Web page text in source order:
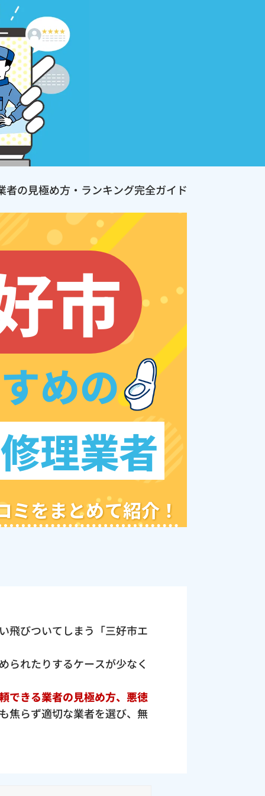
の見極め方・ランキング完全ガイド
市
めの
理業者
をまとめて紹介！
飛びついてしまう「三好市エ
られたりするケースが少なく
できる業者の見極め方、悪徳
焦らず適切な業者を選び、無